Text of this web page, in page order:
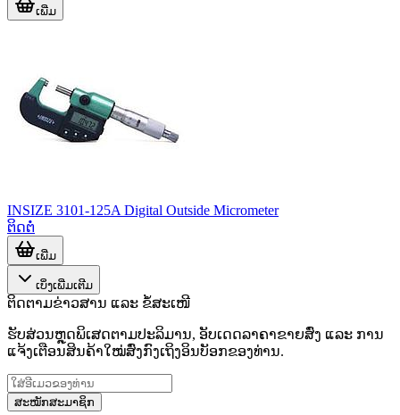
ເພີ່ມ
INSIZE 3101-125A Digital Outside Micrometer
ຕິດຕໍ່
ເພີ່ມ
ເບິ່ງເພີ່ມເຕີມ
ຕິດຕາມຂ່າວສານ ແລະ ຂໍ້ສະເໜີ
ຮັບສ່ວນຫຼຸດພິເສດຕາມປະລິມານ, ອັບເດດລາຄາຂາຍສົ່ງ ແລະ ການ
ແຈ້ງເຕືອນສິນຄ້າໃໝ່ສົ່ງກົງເຖິງອິນບັອກຂອງທ່ານ.
ສະໝັກສະມາຊິກ